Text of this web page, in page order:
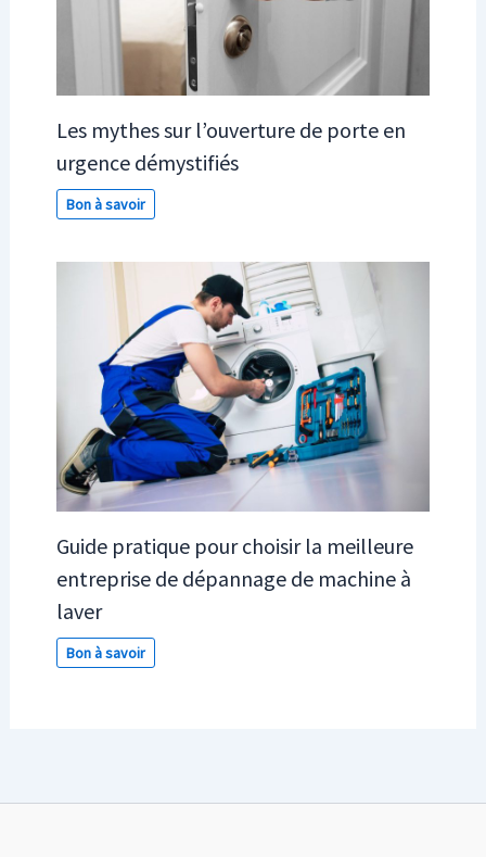
Les mythes sur l’ouverture de porte en
urgence démystifiés
Bon à savoir
Guide pratique pour choisir la meilleure
entreprise de dépannage de machine à
laver
Bon à savoir